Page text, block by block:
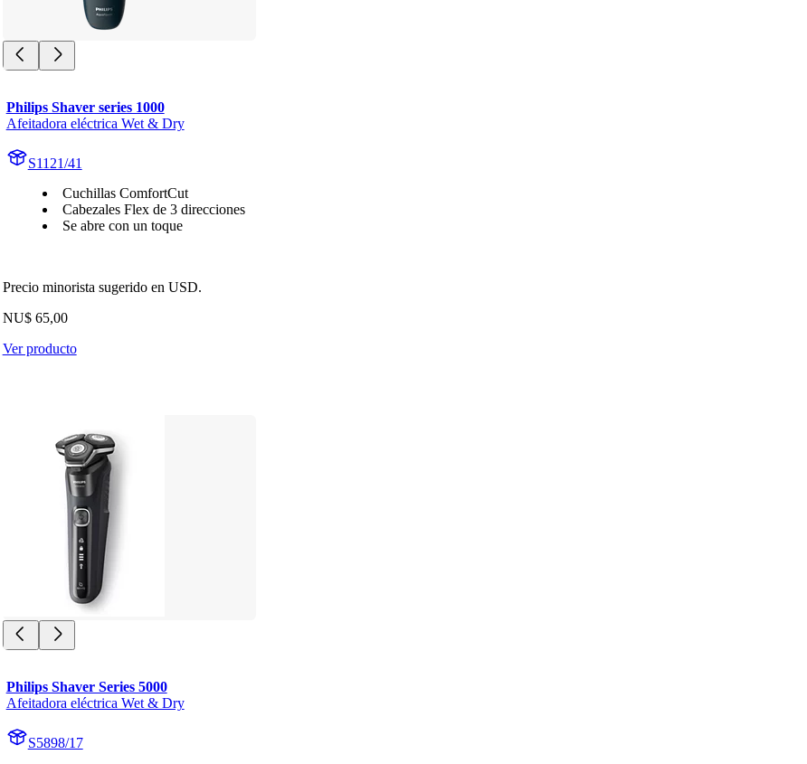
Philips Shaver series 1000
Afeitadora eléctrica Wet & Dry
S1121/41
Cuchillas ComfortCut
Cabezales Flex de 3 direcciones
Se abre con un toque
Precio minorista sugerido en USD.
NU$ 65,00
Ver producto
Philips Shaver Series 5000
Afeitadora eléctrica Wet & Dry
S5898/17